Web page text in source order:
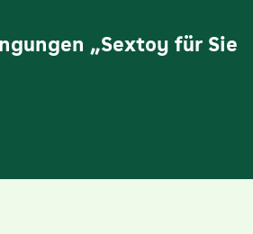
„Sextoy für Sie